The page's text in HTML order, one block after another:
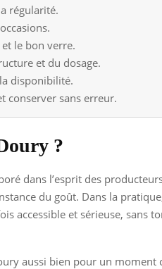
régularité.
le bon verre.
et du dosage.
disponibilité.
conserver sans erreur.
?
dans l’esprit des
du goût. Dans la
accessible et sérieuse, sans
aussi bien pour un